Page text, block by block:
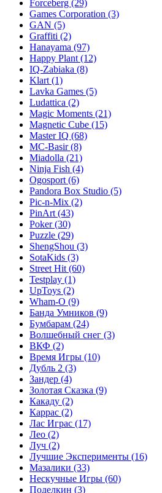
Forceberg (29)
Games Corporation (3)
GAN (5)
Graffiti (2)
Hanayama (97)
Happy Plant (12)
IQ-Zabiaka (8)
Klart (1)
Lavka Games (5)
Ludattica (2)
Magic Moments (21)
Magnetic Cube (15)
Master IQ (68)
MC-Basir(8)
Miadolla (21)
Ninja Fish (4)
Ogosport (6)
Pandora Box Studio (5)
Pic-n-Mix (2)
PinArt (43)
Poker(30)
Puzzle (29)
ShengShou (3)
SotaKids (3)
Street Hit (60)
Testplay (1)
UpToys (2)
Wham-O (9)
Банда Умников (9)
Бумбарам (24)
Волшебный снег (3)
ВКФ (2)
Время Игры (10)
Дубль 2 (3)
Зандер (4)
Золотая Сказка (9)
Какаду (2)
Каррас (2)
Лас Играс (17)
Лео (2)
Луч (2)
Лучшие Эксперименты (16)
Мазалики (33)
Нескучные Игры (60)
Поделкин (3)